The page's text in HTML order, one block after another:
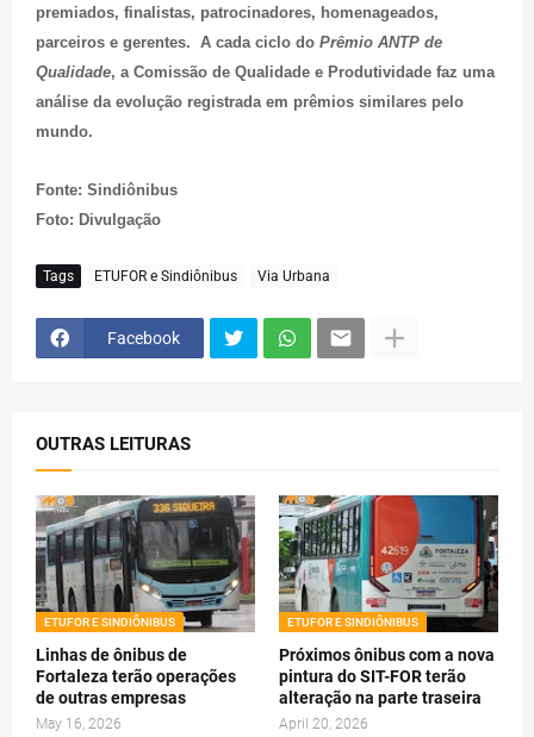
premiados, finalistas, patrocinadores, homenageados,
parceiros e gerentes. A cada ciclo do Prêmio ANTP de
Qualidade, a Comissão de Qualidade e Produtividade faz uma
análise da evolução registrada em prêmios similares pelo
mundo.
Fonte: Sindiônibus
Foto: Divulgação
Tags ETUFOR e Sindiônibus Via Urbana
Facebook
OUTRAS LEITURAS
ETUFOR E SINDIÔNIBUS
Linhas de ônibus de
Fortaleza terão operações
de outras empresas
May 16, 2026
ETUFOR E SINDIÔNIBUS
Próximos ônibus com a nova
pintura do SIT-FOR terão
alteração na parte traseira
April 20, 2026